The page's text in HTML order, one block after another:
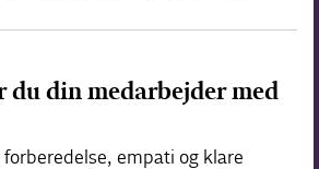
du din medarbejder med
empati og klare